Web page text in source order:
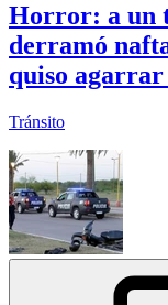
Horror: a un
derramó
quiso
Tránsito